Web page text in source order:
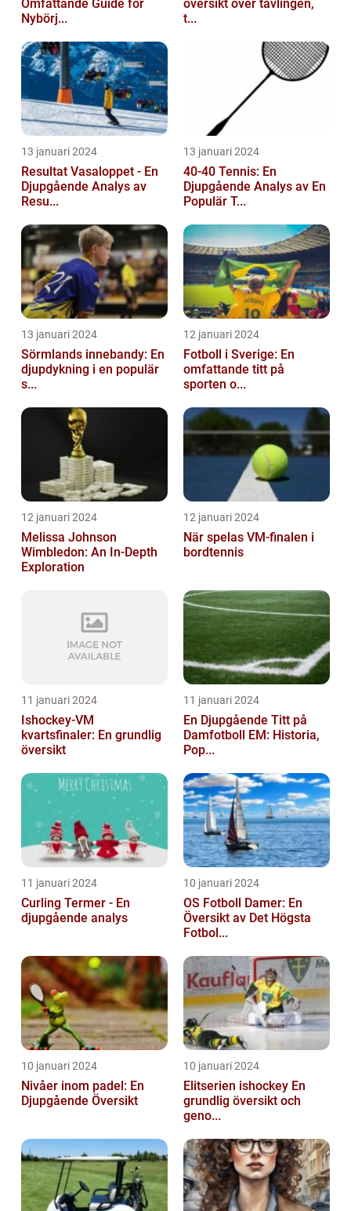
Omfattande Guide för
Nybörj...
översikt över tävlingen,
t...
13 januari 2024
Resultat Vasaloppet - En
Djupgående Analys av
Resu...
13 januari 2024
40-40 Tennis: En
Djupgående Analys av En
Populär T...
13 januari 2024
Sörmlands innebandy: En
djupdykning i en populär
s...
12 januari 2024
Fotboll i Sverige: En
omfattande titt på
sporten o...
12 januari 2024
Melissa Johnson
Wimbledon: An In-Depth
Exploration
12 januari 2024
När spelas VM-finalen i
bordtennis
11 januari 2024
Ishockey-VM
kvartsfinaler: En grundlig
översikt
11 januari 2024
En Djupgående Titt på
Damfotboll EM: Historia,
Pop...
11 januari 2024
Curling Termer - En
djupgående analys
10 januari 2024
OS Fotboll Damer: En
Översikt av Det Högsta
Fotbol...
10 januari 2024
Nivåer inom padel: En
Djupgående Översikt
10 januari 2024
Elitserien ishockey En
grundlig översikt och
geno...